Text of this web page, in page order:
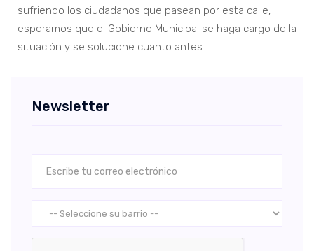
sufriendo los ciudadanos que pasean por esta calle,
esperamos que el Gobierno Municipal se haga cargo de la
situación y se solucione cuanto antes.
Newsletter